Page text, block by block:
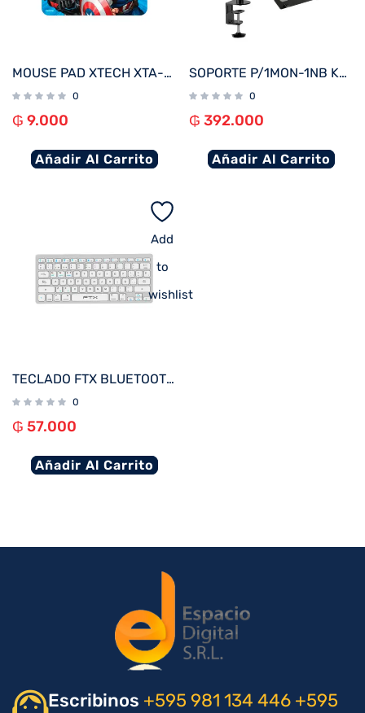
MOUSE PAD XTECH XTA-M100AV 22X18X0.2CM AVENGERS
0
₲ 9.000
Añadir Al Carrito
SOPORTE P/1MON-1NB KLIP KMM-301 13″-32″/15.6″ 8KG/4.5KG ART/INCL/GIRA
0
₲ 392.000
Añadir Al Carrito
Add
to
wishlist
TECLADO FTX BLUETOOTH FTXB1000 ULTRA SLIM ESP/PLATA
0
₲ 57.000
Añadir Al Carrito
Escribinos +595 981 134 446 +595